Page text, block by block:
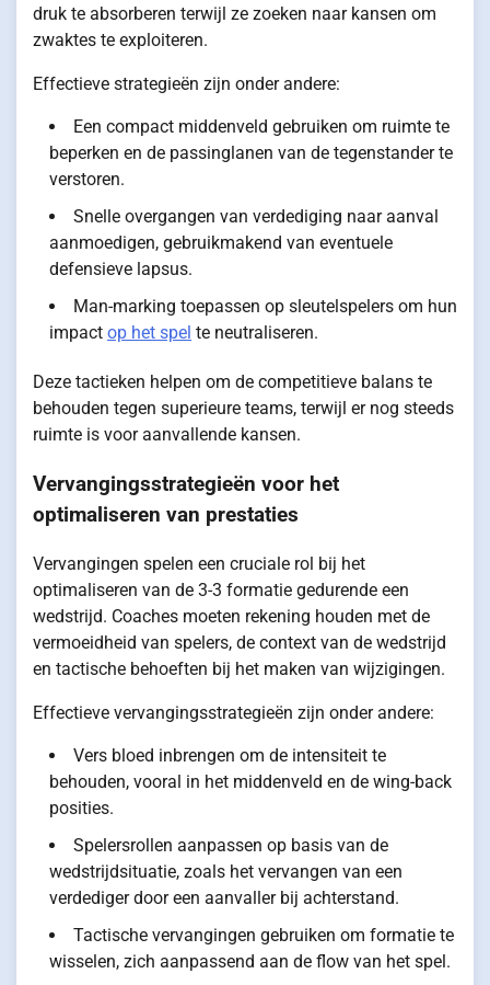
druk te absorberen terwijl ze zoeken naar kansen om
zwaktes te exploiteren.
Effectieve strategieën zijn onder andere:
Een compact middenveld gebruiken om ruimte te
beperken en de passinglanen van de tegenstander te
verstoren.
Snelle overgangen van verdediging naar aanval
aanmoedigen, gebruikmakend van eventuele
defensieve lapsus.
Man-marking toepassen op sleutelspelers om hun
impact op het spel te neutraliseren.
Deze tactieken helpen om de competitieve balans te
behouden tegen superieure teams, terwijl er nog steeds
ruimte is voor aanvallende kansen.
Vervangingsstrategieën voor het
optimaliseren van prestaties
Vervangingen spelen een cruciale rol bij het
optimaliseren van de 3-3 formatie gedurende een
wedstrijd. Coaches moeten rekening houden met de
vermoeidheid van spelers, de context van de wedstrijd
en tactische behoeften bij het maken van wijzigingen.
Effectieve vervangingsstrategieën zijn onder andere:
Vers bloed inbrengen om de intensiteit te
behouden, vooral in het middenveld en de wing-back
posities.
Spelersrollen aanpassen op basis van de
wedstrijdsituatie, zoals het vervangen van een
verdediger door een aanvaller bij achterstand.
Tactische vervangingen gebruiken om formatie te
wisselen, zich aanpassend aan de flow van het spel.